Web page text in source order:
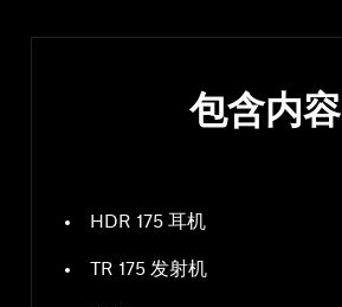
包含内容
HDR 175 耳机
TR 175 发射机